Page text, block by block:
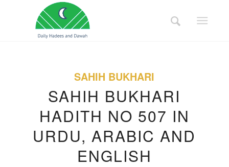
SAHIH BUKHARI
SAHIH BUKHARI
HADITH NO 507 IN
URDU, ARABIC AND
ENGLISH